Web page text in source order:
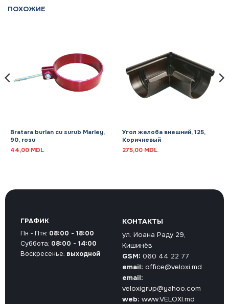
ПОХОЖИЕ
Bratara burlan cu surub Marley,
90, rosu
44,00 MDL
Угол желоба внешний, 125,
Коричневый
275,00 MDL
КОНТАКТЫ
ул. Иоана Раду 29,
Кишинёв
GSM: 060 44 22 77
email: office@veloxi.md
email:
veloxigrup@yahoo.com
web: www.VELOXI.md
ГРАФИК
Пн - Птн: 08:00 - 18:00
Суббота: 08:00 - 14:00
Воскресенье: выходной